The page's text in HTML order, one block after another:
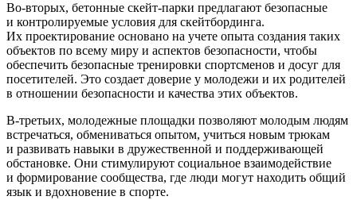
Во-вторых, бетонные скейт-парки предлагают безопасные
и контролируемые условия для скейтбординга.
Их проектирование основано на учете опыта создания таких
объектов по всему миру и аспектов безопасности, чтобы
обеспечить безопасные тренировки спортсменов и досуг для
посетителей. Это создает доверие у молодежи и их родителей
в отношении безопасности и качества этих объектов.
В-третьих, молодежные площадки позволяют молодым людям
встречаться, обмениваться опытом, учиться новым трюкам
и развивать навыки в дружественной и поддерживающей
обстановке. Они стимулируют социальное взаимодействие
и формирование сообщества, где люди могут находить общий
язык и вдохновение в спорте.